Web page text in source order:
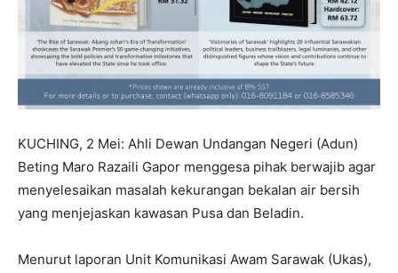
KUCHING, 2 Mei: Ahli Dewan Undangan Negeri (Adun)
Beting Maro Razaili Gapor menggesa pihak berwajib agar
menyelesaikan masalah kekurangan bekalan air bersih
yang menjejaskan kawasan Pusa dan Beladin.
Menurut laporan Unit Komunikasi Awam Sarawak (Ukas),